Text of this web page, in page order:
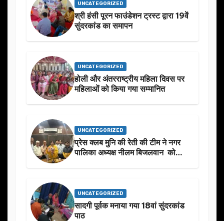
UNCATEGORIZED
श्री हंसी पूरन फाउंडेशन ट्रस्ट द्वारा 19वें
सुंदरकांड का समापन
UNCATEGORIZED
होली और अंतरराष्ट्रीय महिला दिवस पर
महिलाओं को किया गया सम्मानित
UNCATEGORIZED
प्रेस क्लब मुनि की रेती की टीम ने नगर
पालिका अध्यक्ष नीलम बिजलवान को
UNCATEGORIZED
सादगी पूर्वक मनाया गया 18वां सुंदरकांड
पाठ